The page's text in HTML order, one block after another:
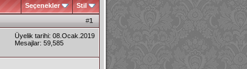
Seçenekler Stil
#1
Üyelik tarihi: 08.Ocak.2019
Mesajlar: 59,585